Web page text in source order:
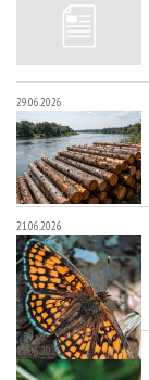
29.06.2026
21.06.2026
18.06.2026